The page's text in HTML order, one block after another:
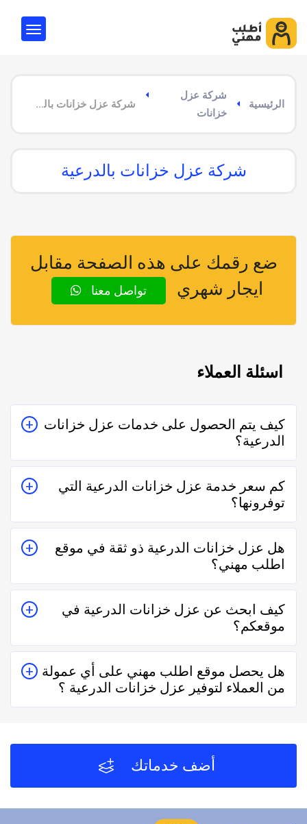
الرئيسية
شركة عزل
خزانات
شركة عزل خزانات بالدرعية
شركة عزل خزانات بالدرعية
ضع رقمك على هذه الصفحة مقابل
ايجار شهري
تواصل معنا
اسئلة العملاء
كيف يتم الحصول على خدمات عزل خزانات
الدرعية؟
يتم الحصول على خدمات عزل خزانات الدرعية من خلال
التواصل معه إما على الواتساب أو تليفونياً وطلب الخدمة
منه بعمل زيارة للمكان أو تقدير سعر الخدمة قبل الزيارة
والإتفاق.
كم سعر خدمة عزل خزانات الدرعية التي
توفرونها؟
تختلف اسعار خدمات عزل خزانات الدرعية وفقاً لعدة
عناصر منها قرب المسافة وحجم العمل وتوقيته وهل هو
عمل مستعجل أم لا.
هل عزل خزانات الدرعية ذو ثقة في موقع
اطلب مهني؟
نعم عزل خزانات الدرعية في موقع اطلب مهني ذو ثقة في
التعامل فكل الفنيين والشركات يتم تقييمهم من عملاء
حقيقيين وهذا يدل على جودة الخدمة.
كيف ابحث عن عزل خزانات الدرعية في
موقعكم؟
يُمكنك البحث عن عزل خزانات الدرعية في موقعنا من خلال
تحديد المنطقة ثم تحديد المهنة وإختيار الفني الأقرب إليك
والأفضل تقييماً فموقع اطلب مهني يعتمد على تقييم الفنيين
والشركات من خلال العملاء بعد كل زيارة لهم.
هل يحصل موقع اطلب مهني على أي عمولة
من العملاء لتوفير عزل خزانات الدرعية ؟
أضف خدماتك